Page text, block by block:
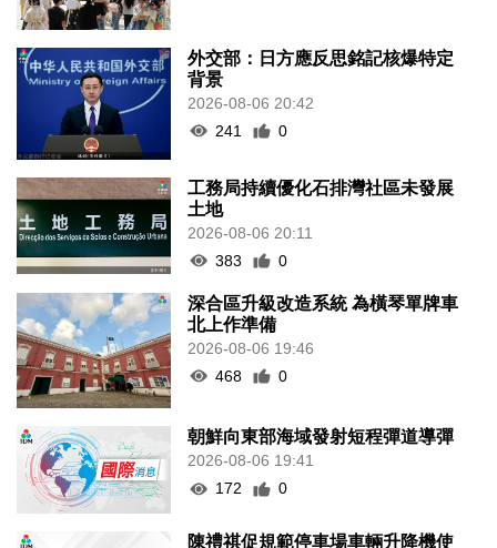
外交部：日方應反思銘記核爆特定
背景
2026-08-06 20:42
241
0
工務局持續優化石排灣社區未發展
土地
2026-08-06 20:11
383
0
深合區升級改造系統 為橫琴單牌車
北上作準備
2026-08-06 19:46
468
0
朝鮮向東部海域發射短程彈道導彈
2026-08-06 19:41
172
0
陳禮祺促規範停車場車輛升降機使